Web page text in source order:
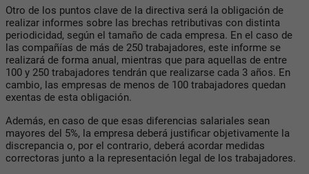
Otro de los puntos clave de la directiva será la obligación de
realizar informes sobre las brechas retributivas con distinta
periodicidad, según el tamaño de cada empresa. En el caso de
las compañías de más de 250 trabajadores, este informe se
realizará de forma anual, mientras que para aquellas de entre
100 y 250 trabajadores tendrán que realizarse cada 3 años. En
cambio, las empresas de menos de 100 trabajadores quedan
exentas de esta obligación.
Además, en caso de que esas diferencias salariales sean
mayores del 5%, la empresa deberá justificar objetivamente la
discrepancia o, por el contrario, deberá acordar medidas
correctoras junto a la representación legal de los trabajadores.